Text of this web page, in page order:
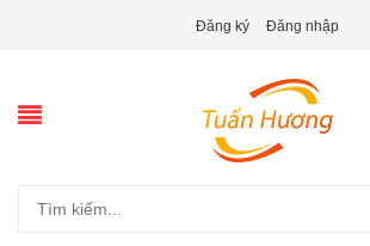
Đăng ký Đăng nhập